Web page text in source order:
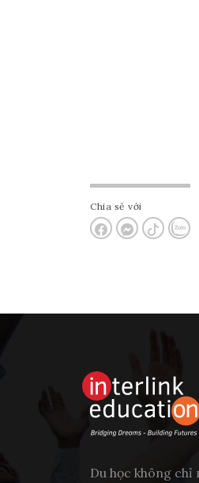
Chia sẻ với
Du học không chỉ